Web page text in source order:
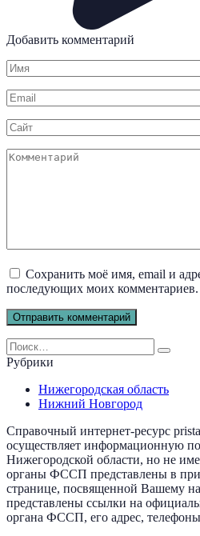
Добавить комментарий
Имя
*
Email
*
Сайт
Комментарий
Сохранить моё имя, email и
последующих моих комментариев.
Search
for:
Рубрики
Нижегородская область
Нижний Новгород
Справочный интернет-ресурс
осуществляет информационную
Нижегородской области, но не
органы ФССП представлены в
странице, посвященной Вашему
представлены ссылки на
органа ФССП, его адрес,